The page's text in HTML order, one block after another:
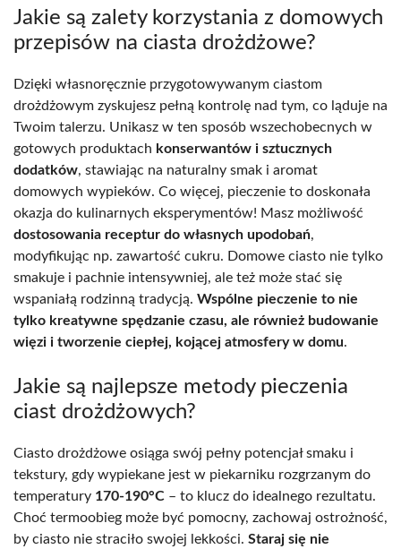
Jakie są zalety korzystania z domowych
przepisów na ciasta drożdżowe?
Dzięki własnoręcznie przygotowywanym ciastom
drożdżowym zyskujesz pełną kontrolę nad tym, co ląduje na
Twoim talerzu. Unikasz w ten sposób wszechobecnych w
gotowych produktach konserwantów i sztucznych
dodatków, stawiając na naturalny smak i aromat
domowych wypieków. Co więcej, pieczenie to doskonała
okazja do kulinarnych eksperymentów! Masz możliwość
dostosowania receptur do własnych upodobań,
modyfikując np. zawartość cukru. Domowe ciasto nie tylko
smakuje i pachnie intensywniej, ale też może stać się
wspaniałą rodzinną tradycją. Wspólne pieczenie to nie
tylko kreatywne spędzanie czasu, ale również budowanie
więzi i tworzenie ciepłej, kojącej atmosfery w domu.
Jakie są najlepsze metody pieczenia
ciast drożdżowych?
Ciasto drożdżowe osiąga swój pełny potencjał smaku i
tekstury, gdy wypiekane jest w piekarniku rozgrzanym do
temperatury 170-190°C – to klucz do idealnego rezultatu.
Choć termoobieg może być pomocny, zachowaj ostrożność,
by ciasto nie straciło swojej lekkości. Staraj się nie